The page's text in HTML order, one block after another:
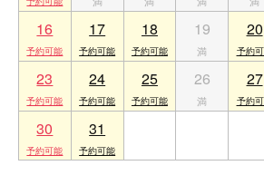
16 17 18 19 20
23 24 25 26 27
30 31